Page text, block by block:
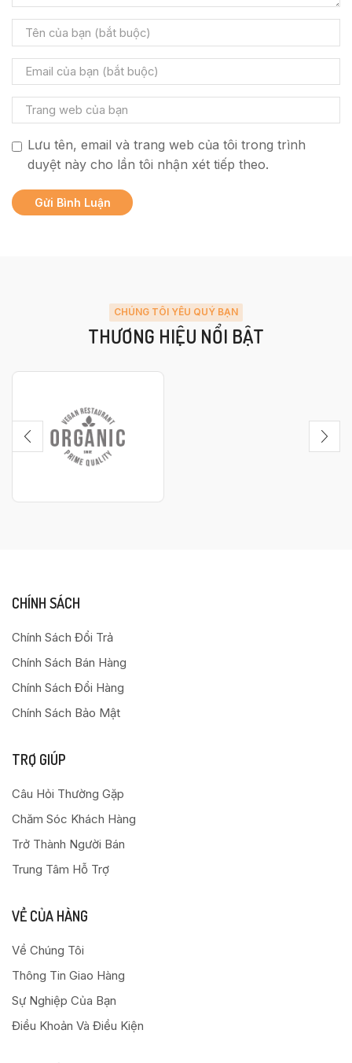
Lưu tên, email và trang web của tôi trong trình
duyệt này cho lần tôi nhận xét tiếp theo.
CHÚNG TÔI YÊU QUÝ BẠN
THƯƠNG HIỆU NỔI BẬT
CHÍNH SÁCH
Chính Sách Đổi Trả
Chính Sách Bán Hàng
Chính Sách Đổi Hàng
Chính Sách Bảo Mật
TRỢ GIÚP
Câu Hỏi Thường Gặp
Chăm Sóc Khách Hàng
Trở Thành Người Bán
Trung Tâm Hỗ Trợ
VỀ CỦA HÀNG
Về Chúng Tôi
Thông Tin Giao Hàng
Sự Nghiệp Của Bạn
Điều Khoản Và Điều Kiện